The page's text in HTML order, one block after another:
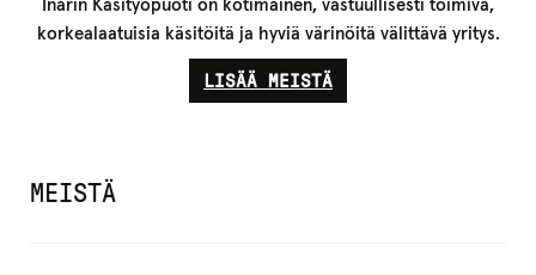
Inarin Käsityöpuoti on kotimainen, vastuullisesti toimiva,
korkealaatuisia käsitöitä ja hyviä värinöitä välittävä yritys.
LISÄÄ MEISTÄ
MEISTÄ